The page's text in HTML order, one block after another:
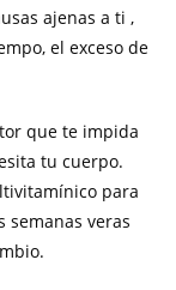
ajenas a ti ,
el exceso de
que te impida
tu cuerpo.
para
semanas veras